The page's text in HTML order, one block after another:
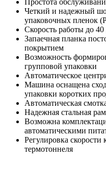
Четкий и надежный
упаковочных пленок
Скорость работы до
Запаечная планка
покрытием
Возможность
групповой упаковки
Автоматическое
Машина оснащена
упаковки коротких
Автоматическая
Надежная стальная
Возможна
автоматическими
Регулировка скорости
термотоннеля